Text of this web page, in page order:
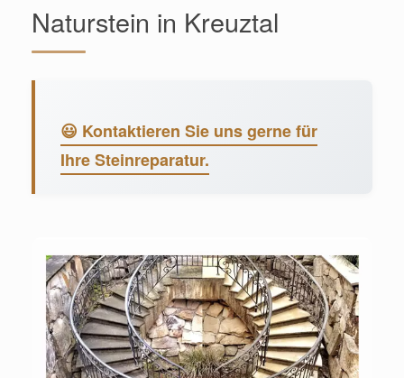
Naturstein in Kreuztal
😃 Kontaktieren Sie uns gerne für
Ihre Steinreparatur.